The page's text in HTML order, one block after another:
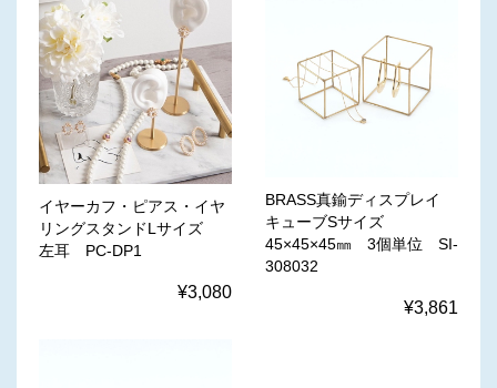
イヤーカフ・ピアス・イヤ
リングスタンドLサイズ
左耳 PC-DP1
¥3,080
BRASS真鍮ディスプレイ
キューブSサイズ
45×45×45㎜ 3個単位 SI-
308032
¥3,861